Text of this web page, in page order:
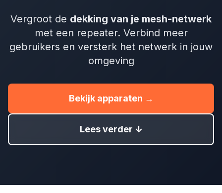
Vergroot de dekking van je mesh-netwerk
met een repeater. Verbind meer
gebruikers en versterk het netwerk in jouw
omgeving
Bekijk apparaten →
Lees verder ↓